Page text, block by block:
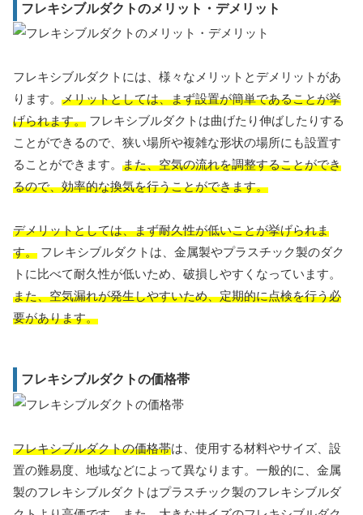
フレキシブルダクトのメリット・デメリット
フレキシブルダクトには、様々なメリットとデメリットがあ
ります。 メリットとしては、まず設置が簡単であることが挙
げられます。 フレキシブルダクトは曲げたり伸ばしたりする
ことができるので、狭い場所や複雑な形状の場所にも設置す
ることができます。 また、空気の流れを調整することができ
るので、効率的な換気を行うことができます。
デメリットとしては、まず耐久性が低いことが挙げられま
す。 フレキシブルダクトは、金属製やプラスチック製のダク
トに比べて耐久性が低いため、破損しやすくなっています。
また、空気漏れが発生しやすいため、定期的に点検を行う必
要があります。
フレキシブルダクトの価格帯
フレキシブルダクトの価格帯は、使用する材料やサイズ、設
置の難易度、地域などによって異なります。一般的に、金属
製のフレキシブルダクトはプラスチック製のフレキシブルダ